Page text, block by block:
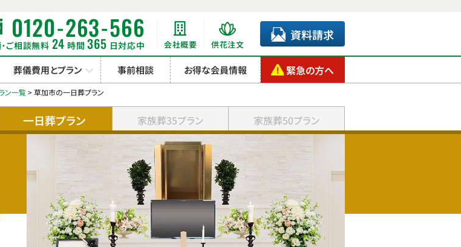
0120-263-566
ご相談無料 24 時間 365 日対応中 会社概要 供花注文
資料請求
葬儀費用とプラン 事前相談 お得な会員情報 緊急の方へ
ン一覧>草加市の一日葬プラン
一日葬プラン 家族葬35プラン 家族葬50プラン